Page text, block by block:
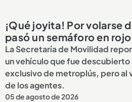
¡Qué joyita! Por volarse
pasó un semáforo en rojo
La Secretaría de Movilidad
un vehículo que fue
exclusivo de metroplús, pero al
de los agentes.
05 de agosto de 2026